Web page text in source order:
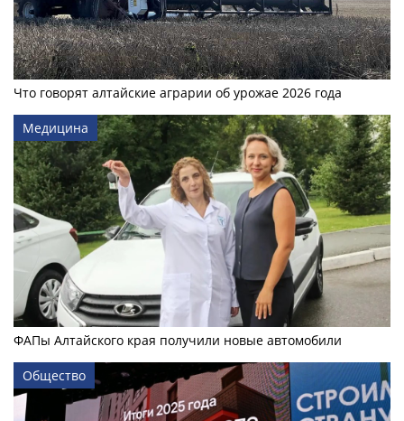
Что говорят алтайские аграрии об урожае 2026 года
Медицина
ФАПы Алтайского края получили новые автомобили
Общество